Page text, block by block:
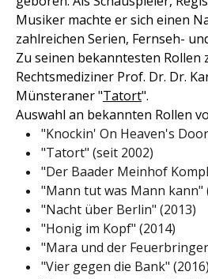
Musiker machte er sich einen
zahlreichen Serien, Fernseh-
Zu seinen bekanntesten Rollen
Rechtsmediziner Prof. Dr. Dr.
Münsteraner "Tatort".
Auswahl an bekannten Rollen
"Knockin' On Heaven's
"Tatort" (seit 2002)
"Der Baader Meinhof
"Mann tut was Mann kann"
"Nacht über Berlin" (2013)
"Honig im Kopf" (2014)
"Mara und der
"Vier gegen die Bank" (2016)